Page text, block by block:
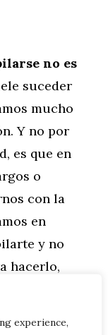
experience,
no es
suceder
mucho
Y no por
es que en
o
con la
en
y no
hacerlo,